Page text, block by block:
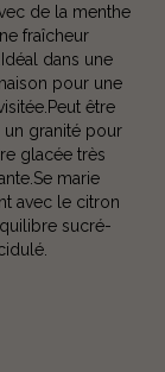
de la menthe
fraîcheur
dans une
pour une
être
un granité pour
glacée très
marie
avec le citron
sucré-